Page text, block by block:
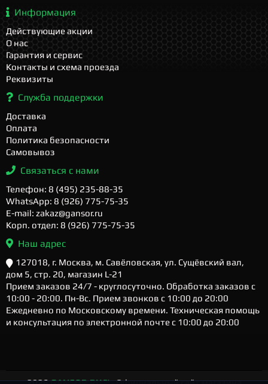
Информация
Действующие акции
О нас
Гарантия и сервис
Контакты и схема проезда
Реквизиты
Служба поддержки
Доставка
Оплата
Политика безопасности
Самовывоз
Связаться с нами
Телефон: 8 (495) 235-88-35
WhatsApp: 8 (926) 775-75-35
E-mail: zakaz@gansor.ru
Корп. отдел: 8 (926) 775-75-35
Наш адрес
127018, г. Москва, м. Савёловская, ул. Сущёвский вал,
дом 5, стр. 20, магазин L-21
Прием заказов 24/7 - круглосуточно. Обработка заказов с
10:00 - 20:00. Пн-Вс. Прием звонков с 10:00 до 20:00
Ежедневно по Московскому времени. Техническая помощь
и консультация по электронной почте с 10:00 до 20:00